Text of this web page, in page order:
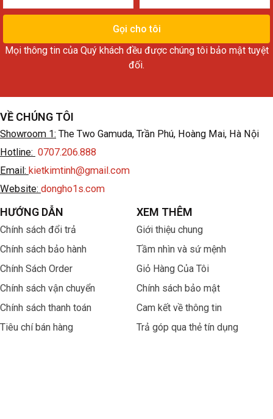
tên
điện
thoại
Gọi cho tôi
Mọi thông tin của Quý khách đều được chúng tôi bảo mật tuyệt
đối.
VỀ CHÚNG TÔI
Showroom 1: The Two Gamuda, Trần Phú, Hoàng Mai, Hà Nội
Hotline: 0707.206.888
Email: kietkimtinh@gmail.com
Website: dongho1s.com
HƯỚNG DẪN
Chính sách đổi trả
Chính sách bảo hành
Chính Sách Order
Chính sách vận chuyển
Chính sách thanh toán
Tiêu chí bán hàng
XEM THÊM
Giới thiệu chung
Tầm nhìn và sứ mệnh
Giỏ Hàng Của Tôi
Chính sách bảo mật
Cam kết về thông tin
Trả góp qua thẻ tín dụng